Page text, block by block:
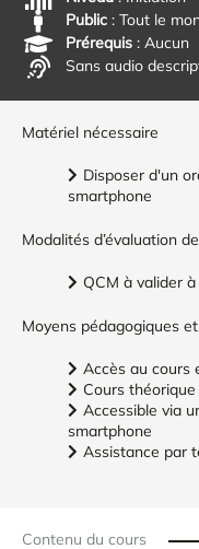
Public : Tout le
Prérequis : Aucun
Sans audio
Matériel nécessaire
Disposer d'un
smartphone
Modalités d’évaluation
QCM à valider
Moyens pédagogiques
Accès au cours
Cours
Accessible via
smartphone
Assistance par
Contenu du cours